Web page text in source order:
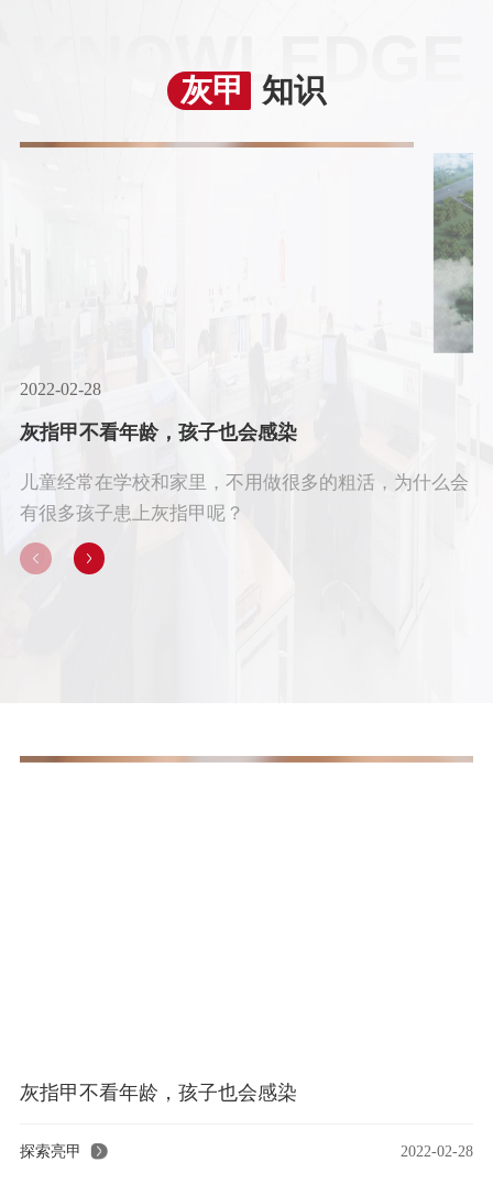
KNOWLEDGE
灰甲 知识
2022-02-28
灰指甲不看年龄，孩子也会感染
儿童经常在学校和家里，不用做很多的粗活，为什么会
有很多孩子患上灰指甲呢？
灰指甲不看年龄，孩子也会感染
探索亮甲 2022-02-28